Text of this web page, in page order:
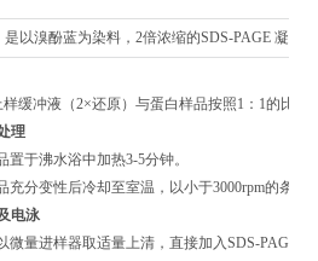
是以溴酚蓝为染料，2倍浓缩的SDS-PAGE 凝胶
缓冲液（2×还原）与蛋白样品按照1：1的比例
理
置于沸水浴中加热3-5分钟。
充分变性后冷却至室温，以小于3000rpm的条件
电泳
微量进样器取适量上清，直接加入SDS-PAGE凝